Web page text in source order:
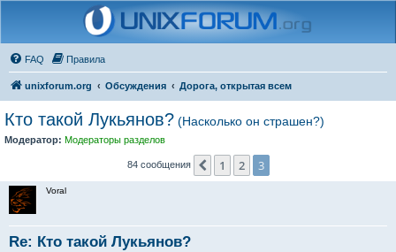
FAQ Правила
unixforum.org Обсуждения Дорога, открытая всем
Кто такой Лукьянов? (Насколько он страшен?)
Модератор: Модераторы разделов
84 сообщения Пред.
1 2 3
Voral
Re: Кто такой Лукьянов?